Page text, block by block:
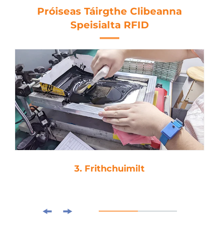
Próiseas Táirgthe Clibeanna
Speisialta RFID
3. Frithchuimilt